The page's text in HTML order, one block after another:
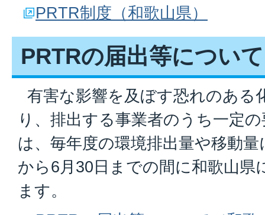
PRTR制度（和歌山県）
PRTRの届出等について
有害な影響を及ぼす恐れのある
り、排出する事業者のうち一定
は、毎年度の環境排出量や移動
から6月30日までの間に和歌山県
ます。